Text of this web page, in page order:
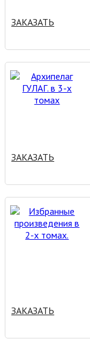
ЗАКАЗАТЬ
ЗАКАЗАТЬ
ЗАКАЗАТЬ